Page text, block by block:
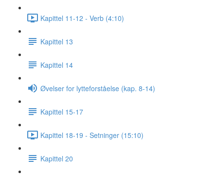
Kapittel 11-12 - Verb (4:10)
Kapittel 13
Kapittel 14
Øvelser for lytteforståelse (kap. 8-14)
Kapittel 15-17
Kapittel 18-19 - Setninger (15:10)
Kapittel 20